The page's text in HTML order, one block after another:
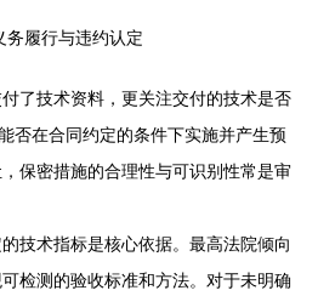
务履行与违约认定
付了技术资料，更关注交付的技术是否
否在合同约定的条件下实施并产生预
保密措施的合理性与可识别性常是审
的技术指标是核心依据。最高法院倾向
检测的验收标准和方法。对于未明确